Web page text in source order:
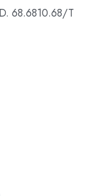
68.6810.68/T